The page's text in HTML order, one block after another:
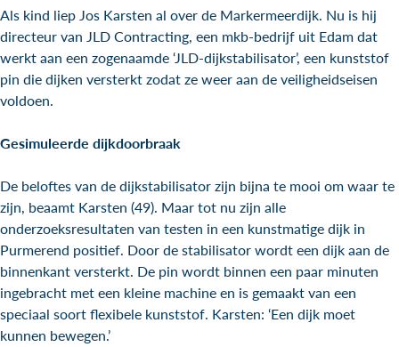
Als kind liep Jos Karsten al over de Markermeerdijk. Nu is hij
directeur van JLD Contracting, een mkb-bedrijf uit Edam dat
werkt aan een zogenaamde ‘JLD-dijkstabilisator’, een kunststof
pin die dijken versterkt zodat ze weer aan de veiligheidseisen
voldoen.
Gesimuleerde dijkdoorbraak
De beloftes van de dijkstabilisator zijn bijna te mooi om waar te
zijn, beaamt Karsten (49). Maar tot nu zijn alle
onderzoeksresultaten van testen in een kunstmatige dijk in
Purmerend positief. Door de stabilisator wordt een dijk aan de
binnenkant versterkt. De pin wordt binnen een paar minuten
ingebracht met een kleine machine en is gemaakt van een
speciaal soort flexibele kunststof. Karsten: ‘Een dijk moet
kunnen bewegen.’